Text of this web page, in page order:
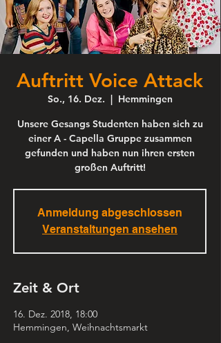
Auftritt Voice Attack
So., 16. Dez.
  |
Hemmingen
Unsere Gesangs Studenten haben sich zu
einer A - Capella Gruppe zusammen
gefunden und haben nun ihren ersten
großen Auftritt!
Anmeldung abgeschlossen
Veranstaltungen ansehen
Zeit & Ort
16. Dez. 2018, 18:00
Hemmingen, Weihnachtsmarkt